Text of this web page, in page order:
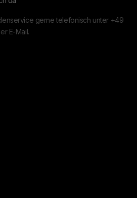
gerne telefonisch unter +49
E-Mail.